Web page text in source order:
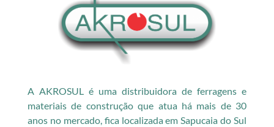
A AKROSUL é uma distribuidora de ferragens e
materiais de construção que atua há mais de 30
anos no mercado, fica localizada em Sapucaia do Sul